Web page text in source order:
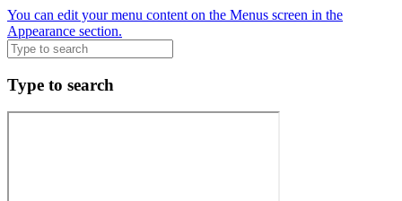
You can edit your menu content on the Menus screen in the
Appearance section.
Type to search